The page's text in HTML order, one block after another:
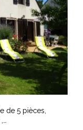
de 5 pièces,